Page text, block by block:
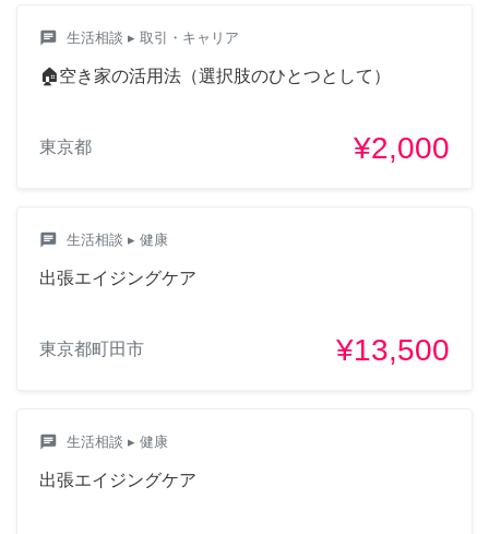
chat 生活相談 ▸ 取引・キャリア
🏠空き家の活用法（選択肢のひとつとして）
東京都 ¥2,000
chat 生活相談 ▸ 健康
出張エイジングケア
東京都町田市 ¥13,500
chat 生活相談 ▸ 健康
出張エイジングケア